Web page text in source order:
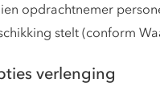
opdrachtnemer
stelt (conform
verlenging